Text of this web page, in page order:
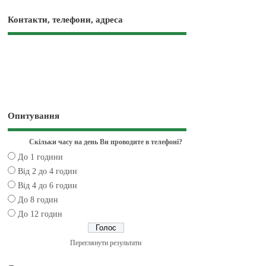
Контакти, телефони, адреса
Опитування
Скільки часу на день Ви проводите в телефоні?
До 1 години
Від 2 до 4 годин
Від 4 до 6 годин
До 8 годин
До 12 годин
Переглянути результати